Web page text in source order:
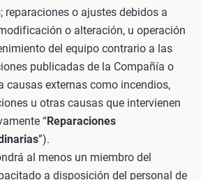
reparaciones o ajustes debidos a
o alteración, u operación
del equipo contrario a las
publicadas de la Compañía o
causas externas como incendios,
u otras causas que intervienen
“Reparaciones
”).
al menos un miembro del
a disposición del personal de